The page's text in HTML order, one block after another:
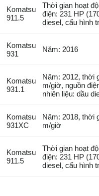
Komatsu
911.5
Thời gian hoạt
điện: 231 HP
diesel, cấu hình
Komatsu
931
Năm: 2016
Komatsu
931.1
Năm: 2012, thời
m/giờ, nguồn
nhiên liệu: dầu
Komatsu
931XC
Năm: 2018, thời
m/giờ
Komatsu
911.5
Thời gian hoạt
điện: 231 HP
diesel, cấu hình